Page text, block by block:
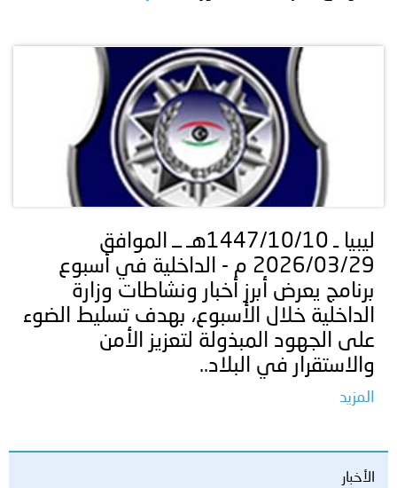
ليبيا ـ 1447/10/10هـ ــ الموافق
2026/03/29 م - الداخلية في أسبوع
برنامج يعرض أبرز أخبار ونشاطات وزارة
الداخلية خلال الأسبوع، بهدف تسليط الضوء
على الجهود المبذولة لتعزيز الأمن
والاستقرار في البلاد..
المزيد
الأخبار